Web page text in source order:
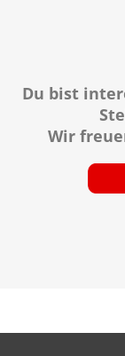
Du bist
Wir